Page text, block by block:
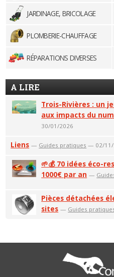
JARDINAGE, BRICOLAGE
PLOMBERIE-CHAUFFAGE
RÉPARATIONS DIVERSES
A LIRE
Trois-Rivières : un
aux impacts du
30/01/2026
Liens — Guides pratiques — 02/11/
🌱💰 70 idées éco-
1000€ par an —
Pièces détachées
sites — Guides